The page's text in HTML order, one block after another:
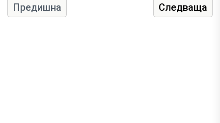
Предишна Следваща